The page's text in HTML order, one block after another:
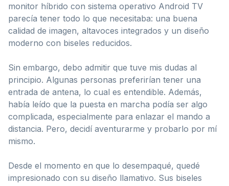
monitor híbrido con sistema operativo Android TV
parecía tener todo lo que necesitaba: una buena
calidad de imagen, altavoces integrados y un diseño
moderno con biseles reducidos.
Sin embargo, debo admitir que tuve mis dudas al
principio. Algunas personas preferirían tener una
entrada de antena, lo cual es entendible. Además,
había leído que la puesta en marcha podía ser algo
complicada, especialmente para enlazar el mando a
distancia. Pero, decidí aventurarme y probarlo por mí
mismo.
Desde el momento en que lo desempaqué, quedé
impresionado con su diseño llamativo. Sus biseles